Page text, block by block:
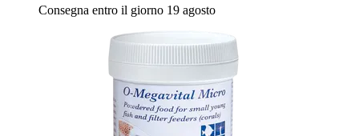
Consegna entro il giorno 19 agosto